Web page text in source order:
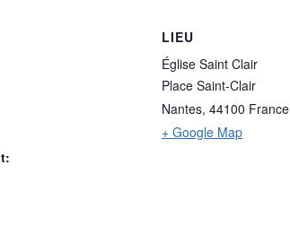
LIEU
Église Saint Clair
Place Saint-Clair
Nantes, 44100 France
+ Google Map